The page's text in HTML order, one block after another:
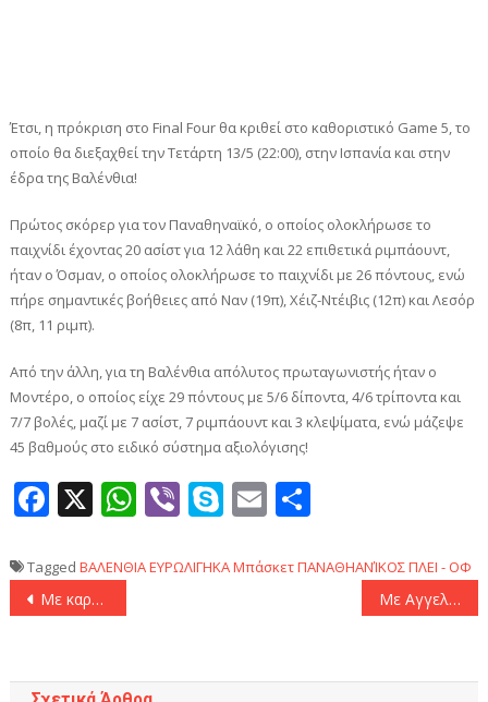
Έτσι, η πρόκριση στο Final Four θα κριθεί στο καθοριστικό Game 5, το
οποίο θα διεξαχθεί την Τετάρτη 13/5 (22:00), στην Ισπανία και στην
έδρα της Βαλένθια!
Πρώτος σκόρερ για τον Παναθηναϊκό, ο οποίος ολοκλήρωσε το
παιχνίδι έχοντας 20 ασίστ για 12 λάθη και 22 επιθετικά ριμπάουντ,
ήταν ο Όσμαν, ο οποίος ολοκλήρωσε το παιχνίδι με 26 πόντους, ενώ
πήρε σημαντικές βοήθειες από Ναν (19π), Χέιζ-Ντέιβις (12π) και Λεσόρ
(8π, 11 ριμπ).
Από την άλλη, για τη Βαλένθια απόλυτος πρωταγωνιστής ήταν ο
Μοντέρο, ο οποίος είχε 29 πόντους με 5/6 δίποντα, 4/6 τρίποντα και
7/7 βολές, μαζί με 7 ασίστ, 7 ριμπάουντ και 3 κλεψίματα, ενώ μάζεψε
45 βαθμούς στο ειδικό σύστημα αξιολόγισης!
Facebook
X WhatsApp
ViberSkype
Email
Tagged ΒΑΛΕΝΘΙΑΕΥΡΩΛΙΓΗΚΑΜπάσκετΠΑΝΑΘΗΑΝΊΚΟΣΠΛΕΙ - ΟΦ
Πλοήγηση
Με καρδιά Πρωταθλήτριας Ευρώπης η Φενέρ πήρε θέση στο Final-4 Με Αγγελόπουλο η τελευταία προπόνηση της ΑΕΚ!